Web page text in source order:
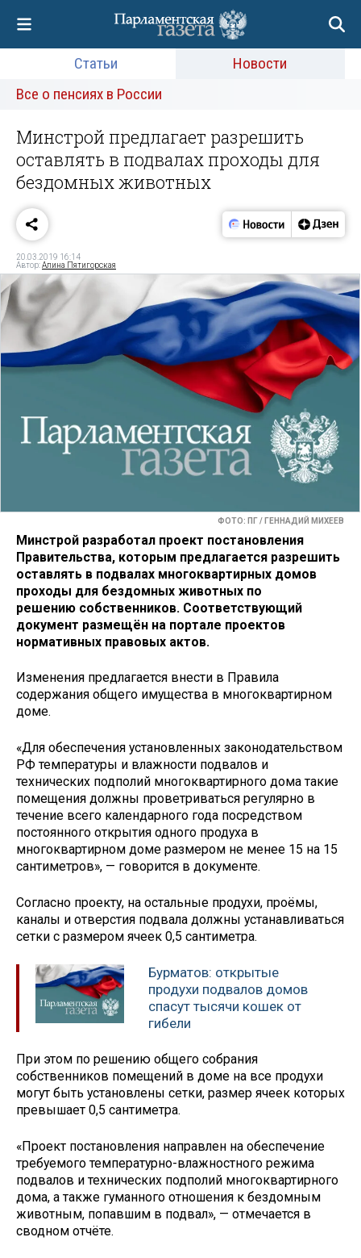
Статьи
Новости
Все о пенсиях в России
Минстрой предлагает разрешить
оставлять в подвалах проходы для
бездомных животных
20.03.2019 16:14
Автор:Алина Пятигорская
ФОТО: ПГ / ГЕННАДИЙ МИХЕЕВ
Минстрой разработал проект постановления
Правительства, которым предлагается разрешить
оставлять в подвалах многоквартирных домов
проходы для бездомных животных по
решению собственников. Соответствующий
документ размещён на портале проектов
нормативных правовых актов.
Изменения предлагается внести в Правила
содержания общего имущества в многоквартирном
доме.
«Для обеспечения установленных законодательством
РФ температуры и влажности подвалов и
технических подполий многоквартирного дома такие
помещения должны проветриваться регулярно в
течение всего календарного года посредством
постоянного открытия одного продуха в
многоквартирном доме размером не менее 15 на 15
сантиметров», — говорится в документе.
Согласно проекту, на остальные продухи, проёмы,
каналы и отверстия подвала должны устанавливаться
сетки с размером ячеек 0,5 сантиметра.
Бурматов: открытые
продухи подвалов домов
спасут тысячи кошек от
гибели
При этом по решению общего собрания
собственников помещений в доме на все продухи
могут быть установлены сетки, размер ячеек которых
превышает 0,5 сантиметра.
«Проект постановления направлен на обеспечение
требуемого температурно-влажностного режима
подвалов и технических подполий многоквартирного
дома, а также гуманного отношения к бездомным
животным, попавшим в подвал», — отмечается в
сводном отчёте.